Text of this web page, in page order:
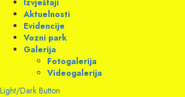
Izvještaji
Aktuelnosti
Evidencije
Vozni park
Galerija
Fotogalerija
Videogalerija
Light/Dark Button